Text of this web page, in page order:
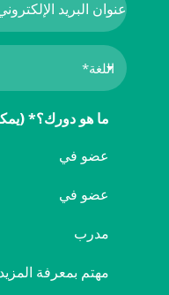
ما هو دورك؟*
عضو في
عضو في
مدرب
مهتم بمعرفة